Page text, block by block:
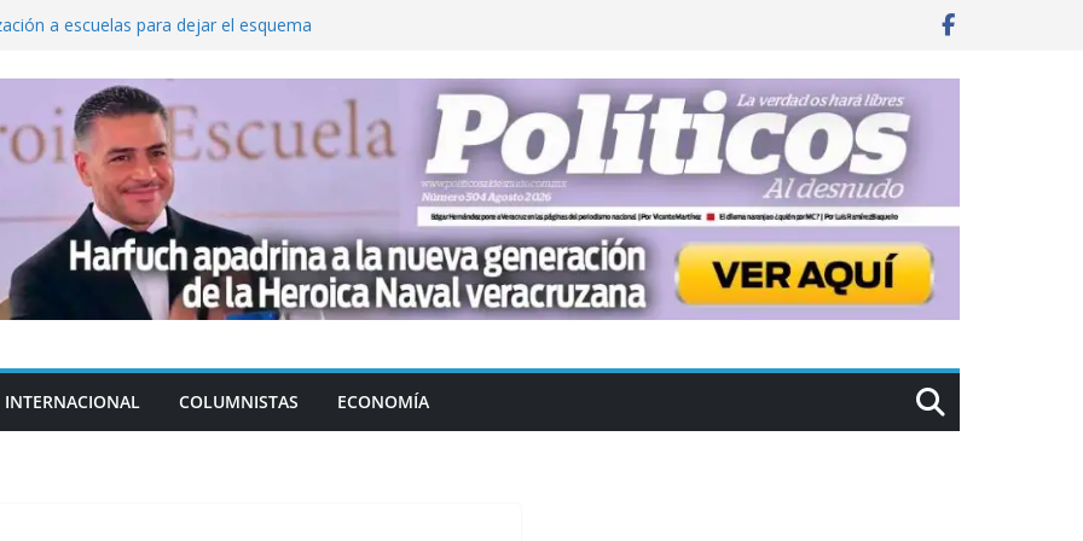
a escuelas para dejar el esquema
Ciudadano
Cuitláhuac García Jiménez desapareció
exgobernador de Guerrero, por
la exportación de aguacate de
Unidos
INTERNACIONAL COLUMNISTAS ECONOMÍA